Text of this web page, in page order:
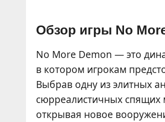
Обзор игры No
No More Demon — это
в котором игрокам
Выбрав одну из элитных
сюрреалистичных спящих
открывая новое